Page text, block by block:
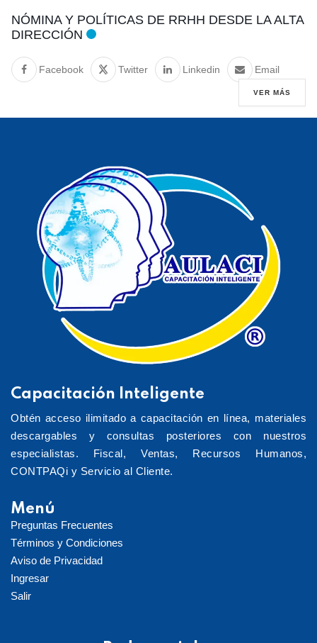
NÓMINA Y POLÍTICAS DE RRHH DESDE LA ALTA
DIRECCIÓN
Facebook Twitter Linkedin Email
VER MÁS
Capacitación Inteligente
Obtén acceso ilimitado a capacitación en línea, materiales
descargables y consultas posteriores con nuestros
especialistas. Fiscal, Ventas, Recursos Humanos,
CONTPAQi y Servicio al Cliente.
Menú
Preguntas Frecuentes
Términos y Condiciones
Aviso de Privacidad
Ingresar
Salir